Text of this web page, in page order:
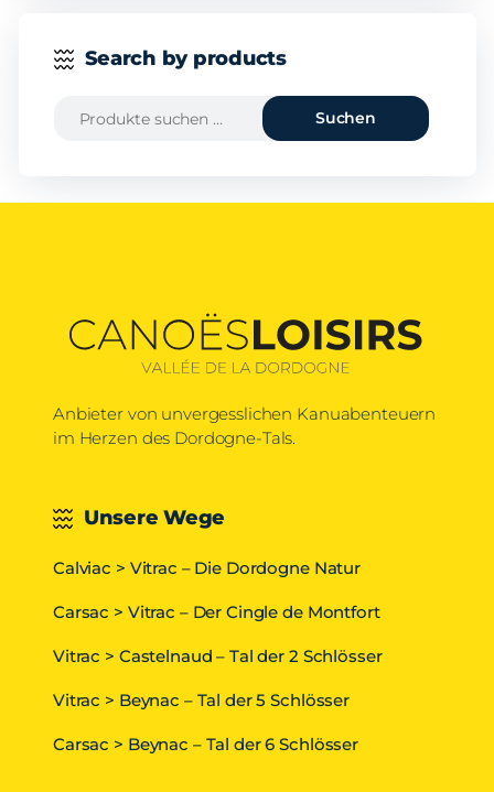
Search by products
Suchen
Anbieter von unvergesslichen Kanuabenteuern
im Herzen des Dordogne-Tals.
Unsere Wege
Calviac > Vitrac – Die Dordogne Natur
Carsac > Vitrac – Der Cingle de Montfort
Vitrac > Castelnaud – Tal der 2 Schlösser
Vitrac > Beynac – Tal der 5 Schlösser
Carsac > Beynac – Tal der 6 Schlösser